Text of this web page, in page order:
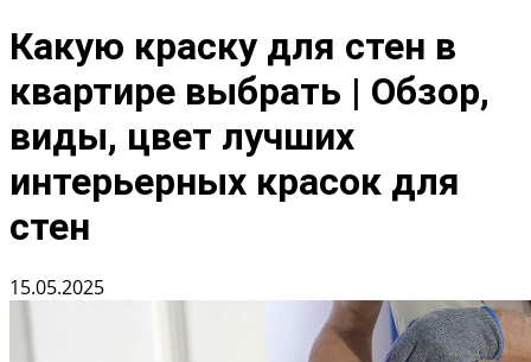
Какую краску для стен в
квартире выбрать | Обзор,
виды, цвет лучших
интерьерных красок для
стен
15.05.2025